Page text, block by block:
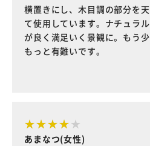
横置きにし、木目調の部分を
て使用しています。ナチュラ
が良く満足いく景観に。もう
もっと有難いです。
あまなつ(女性)